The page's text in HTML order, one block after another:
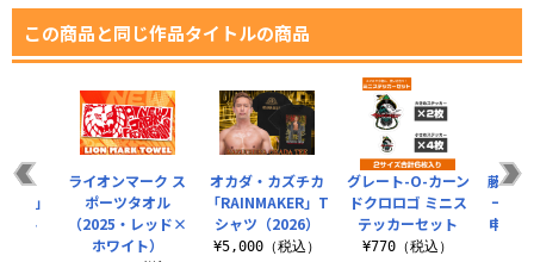
この商品と同じ作品タイトルの商品
オカダ・カズチカ
「RAINMAKER」T
シャツ（2026）
¥5,000（税込）
グレート-O-カーン
ドクロロゴ ミニス
テッカーセット
¥770（税込）
藤田
一「
申ス
」
オル
ライオンマーク ス
ポーツタオル
（2025・レッド×
ホワイト）